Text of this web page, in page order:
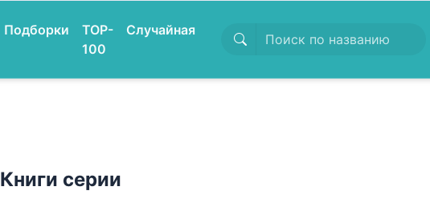
Подборки
TOP-
100
Случайная
Книги серии